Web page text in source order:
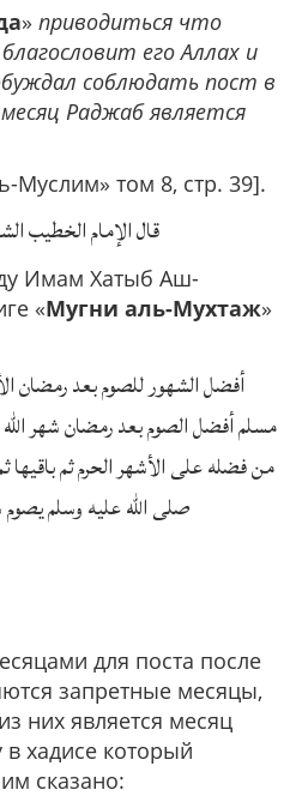
» приводиться что
его Аллах и
соблюдать пост в
Раджаб является
Муслим» том 8, стр. 39].
قال الإمام الخطيب
Имам Хатыб Аш-
«Мугни аль-Мухтаж»
أفضل الشهور للصوم بعد رمضان
مسلم أفضل الصوم بعد رمضان شهر
من فضله على الأشهر الحرم ثم
صلى الله عليه وسلم
для поста после
запретные месяцы,
них является месяц
хадисе который
сказано: